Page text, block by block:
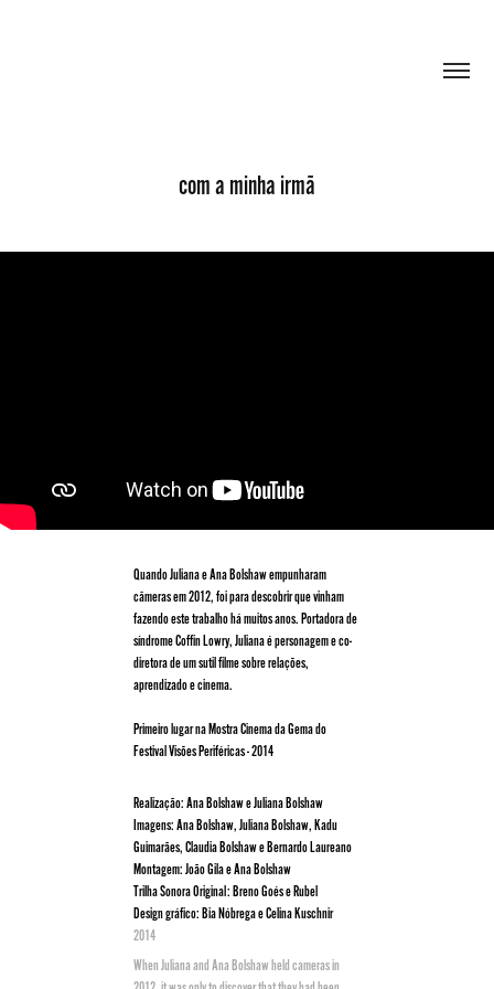
com a minha irmã
Quando Juliana e Ana Bolshaw empunharam
câmeras em 2012, foi para descobrir que vinham
fazendo este trabalho há muitos anos. Portadora de
síndrome Coffin Lowry, Juliana é personagem e co-
diretora de um sutil filme sobre relações,
aprendizado e cinema.
Primeiro lugar na Mostra Cinema da Gema do
Festival Visões Periféricas - 2014
Realização: Ana Bolshaw e Juliana Bolshaw
Imagens: Ana Bolshaw, Juliana Bolshaw, Kadu
Guimarães, Claudia Bolshaw e Bernardo Laureano
Montagem: João Gila e Ana Bolshaw
Trilha Sonora Original: Breno Goés e Rubel
Design gráfico: Bia Nóbrega e Celina Kuschnir
2014
When Juliana and Ana Bolshaw held cameras in